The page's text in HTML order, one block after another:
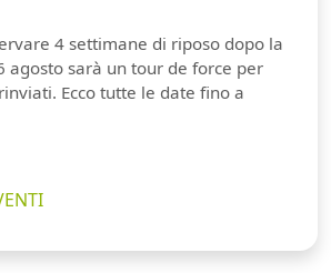
4 settimane di riposo dopo la
agosto sarà un tour de force per
Ecco tutte le date fino a